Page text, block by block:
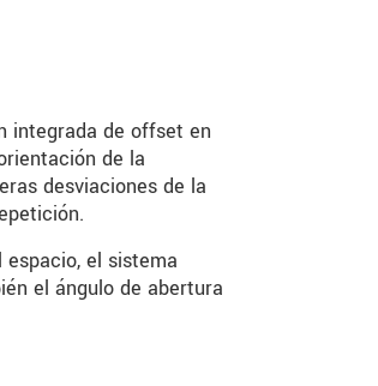
integrada de offset en
de la
desviaciones de la
el sistema
el ángulo de abertura